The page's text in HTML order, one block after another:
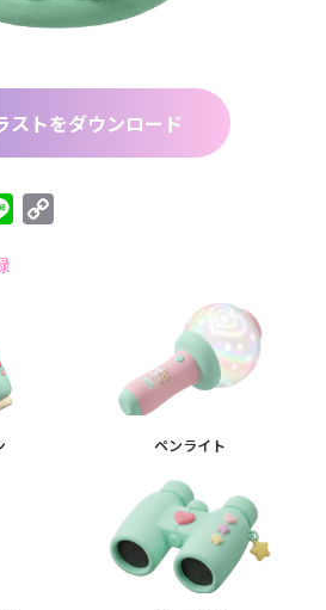
ストをダウンロード
Line
ペンライト